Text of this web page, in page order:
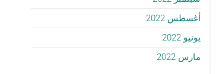
أغسطس 2022
يونيو 2022
مارس 2022